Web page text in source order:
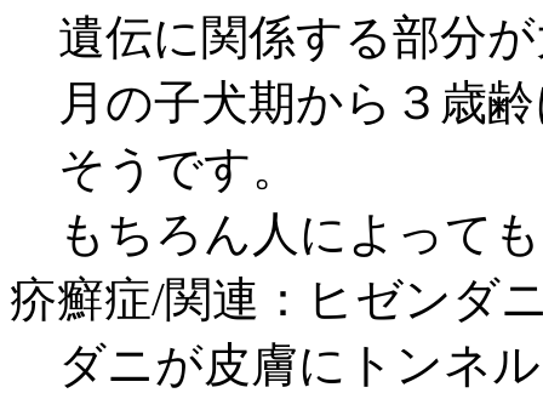
遺伝に関係する部分
月の子犬期から３歳
そうです。
もちろん人によって
疥癬症/関連：ヒゼンダ
ダニが皮膚にトンネ